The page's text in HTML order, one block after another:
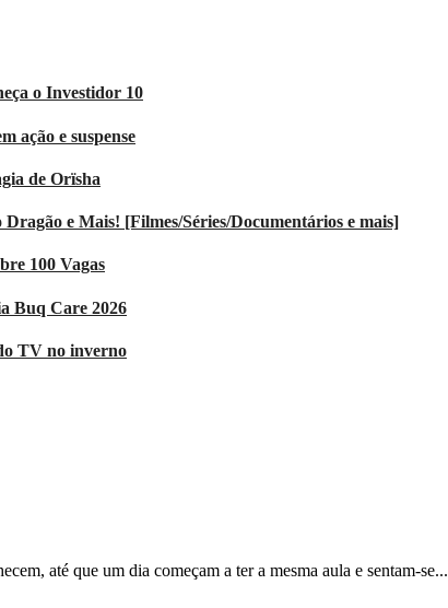
o Investidor 10
ação e suspense
de Orïsha
e Mais! [Filmes/Séries/Documentários e mais]
100 Vagas
Buq Care 2026
TV no inverno
até que um dia começam a ter a mesma aula e sentam-se...